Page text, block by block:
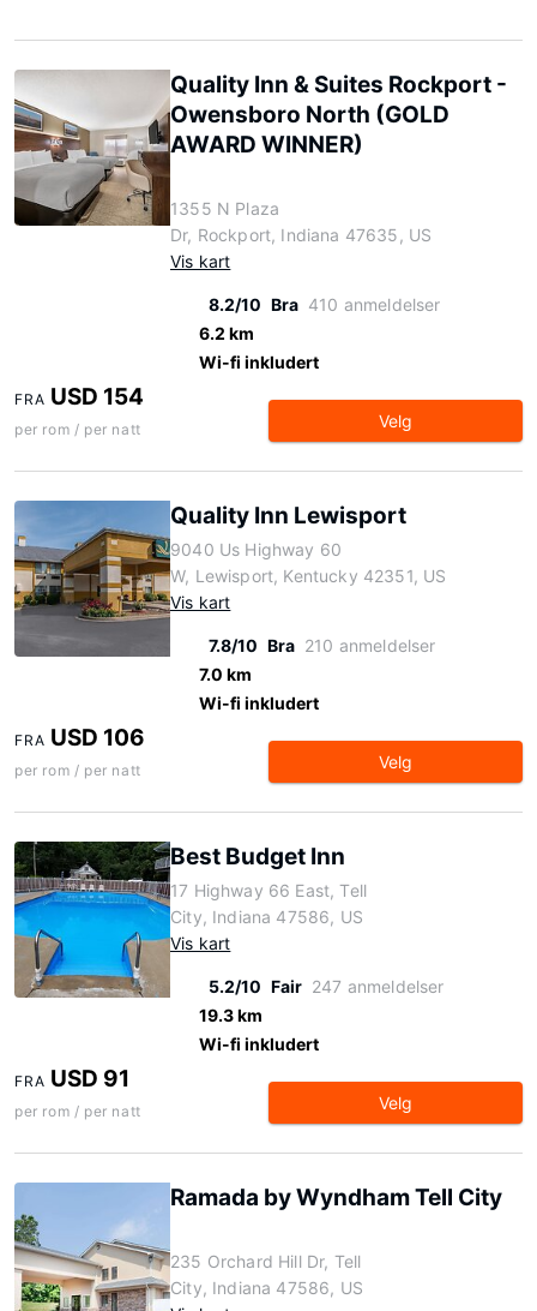
Quality Inn & Suites Rockport -
Owensboro North (GOLD
AWARD WINNER)
1355 N Plaza
Dr, Rockport, Indiana 47635, US
Vis kart
8.2/10 Bra 410 anmeldelser
6.2 km
Wi-fi inkludert
FRA USD 154
per rom / per natt Velg
Quality Inn Lewisport
9040 Us Highway 60
W, Lewisport, Kentucky 42351, US
Vis kart
7.8/10 Bra 210 anmeldelser
7.0 km
Wi-fi inkludert
FRA USD 106
per rom / per natt Velg
Best Budget Inn
17 Highway 66 East, Tell
City, Indiana 47586, US
Vis kart
5.2/10 Fair 247 anmeldelser
19.3 km
Wi-fi inkludert
FRA USD 91
per rom / per natt Velg
Ramada by Wyndham Tell City
235 Orchard Hill Dr, Tell
City, Indiana 47586, US